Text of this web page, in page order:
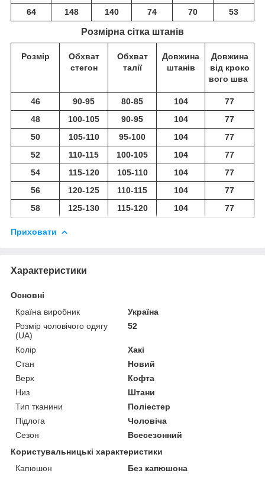
64 148 140 74 70 53
Розмірна сітка штанів
Розмір
Обхват
стегон
Обхват
талії
Довжина
штанів
Довжина
від кроко
вого шва
46 90-95 80-85 104
77
48
100-105 90-95 104
77
50
105-110 95-100 104
77
52
110-115 100-105 104
77
54
115-120 105-110 104
77
56
120-125 110-115 104
77
58
125-130 115-120 104 77
Приховати
Характеристики
Основні
Країна виробник
Україна
Розмір чоловічого одягу
(UA)
52
Колір
Хакі
Стан
Новий
Верх
Кофта
Низ
Штани
Тип тканини
Поліестер
Підлога
Чоловіча
Сезон
Всесезонний
Користувальницькі характеристики
Капюшон
Без капюшона